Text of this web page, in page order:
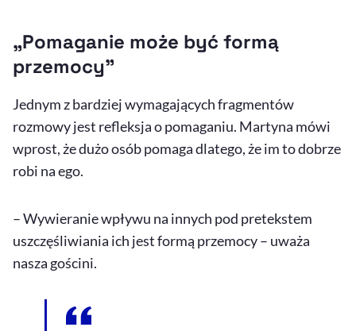
„Pomaganie może być formą
przemocy”
Jednym z bardziej wymagających fragmentów
rozmowy jest refleksja o pomaganiu. Martyna mówi
wprost, że dużo osób pomaga dlatego, że im to dobrze
robi na ego.
– Wywieranie wpływu na innych pod pretekstem
uszczęśliwiania ich jest formą przemocy – uważa
nasza gościni.